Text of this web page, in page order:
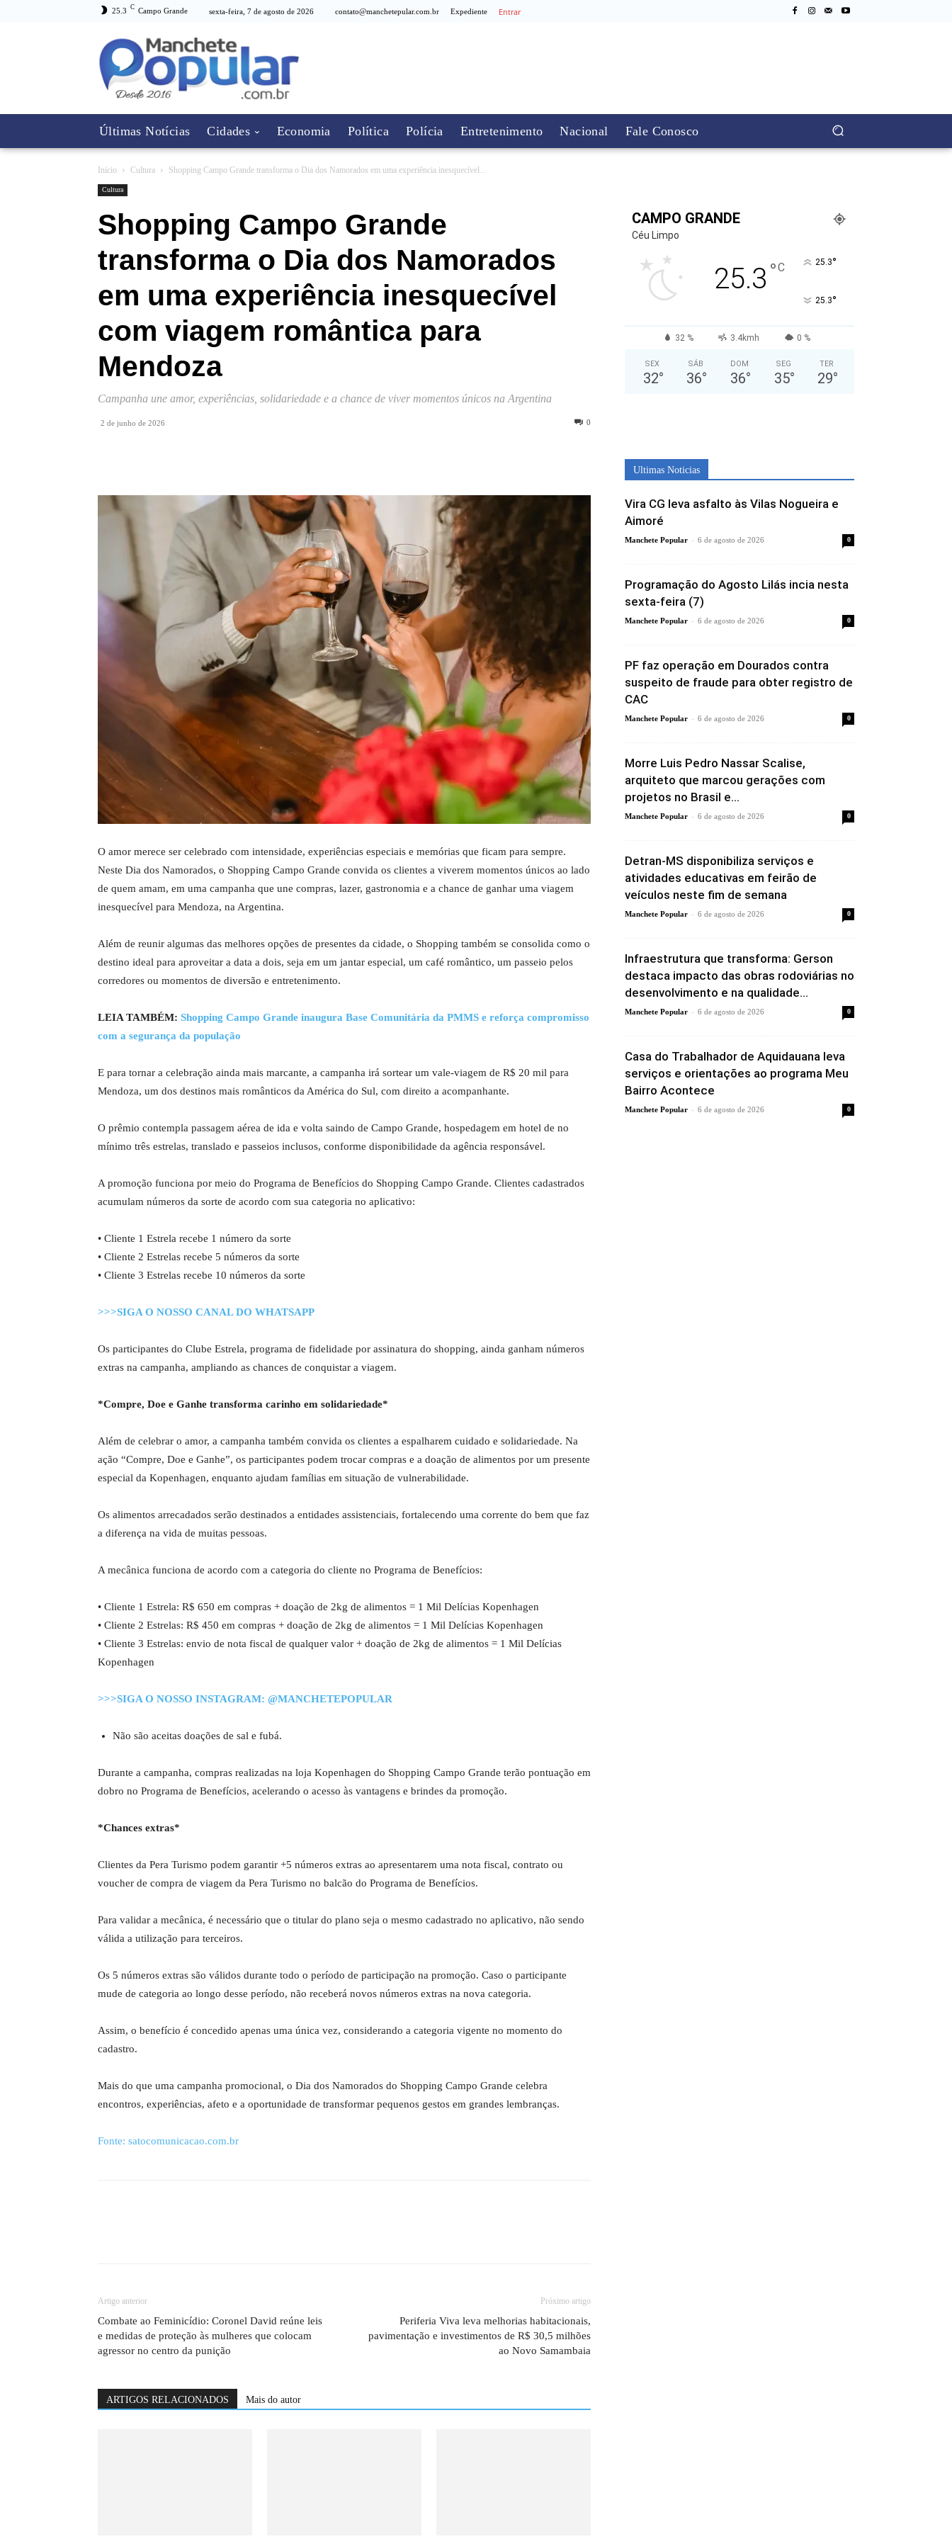
25.3 C Campo Grande sexta-feira, 7 de agosto de 2026 contato@manchetepular.com.br Expediente Entrar
Últimas Notícias Cidades Economia Política Polícia Entretenimento Nacional Fale Conosco
Início Cultura Shopping Campo Grande transforma o Dia dos Namorados em uma experiência inesquecível...
Cultura
Shopping Campo Grande
transforma o Dia dos Namorados
em uma experiência inesquecível
com viagem romântica para
Mendoza
Campanha une amor, experiências, solidariedade e a chance de viver momentos únicos na Argentina
2 de junho de 2026 0
O amor merece ser celebrado com intensidade, experiências especiais e memórias que ficam para sempre.
Neste Dia dos Namorados, o Shopping Campo Grande convida os clientes a viverem momentos únicos ao lado
de quem amam, em uma campanha que une compras, lazer, gastronomia e a chance de ganhar uma viagem
inesquecível para Mendoza, na Argentina.
Além de reunir algumas das melhores opções de presentes da cidade, o Shopping também se consolida como o
destino ideal para aproveitar a data a dois, seja em um jantar especial, um café romântico, um passeio pelos
corredores ou momentos de diversão e entretenimento.
LEIA TAMBÉM: Shopping Campo Grande inaugura Base Comunitária da PMMS e reforça compromisso
com a segurança da população
E para tornar a celebração ainda mais marcante, a campanha irá sortear um vale-viagem de R$ 20 mil para
Mendoza, um dos destinos mais românticos da América do Sul, com direito a acompanhante.
O prêmio contempla passagem aérea de ida e volta saindo de Campo Grande, hospedagem em hotel de no
mínimo três estrelas, translado e passeios inclusos, conforme disponibilidade da agência responsável.
A promoção funciona por meio do Programa de Benefícios do Shopping Campo Grande. Clientes cadastrados
acumulam números da sorte de acordo com sua categoria no aplicativo:
• Cliente 1 Estrela recebe 1 número da sorte
• Cliente 2 Estrelas recebe 5 números da sorte
• Cliente 3 Estrelas recebe 10 números da sorte
>>>SIGA O NOSSO CANAL DO WHATSAPP
Os participantes do Clube Estrela, programa de fidelidade por assinatura do shopping, ainda ganham números
extras na campanha, ampliando as chances de conquistar a viagem.
*Compre, Doe e Ganhe transforma carinho em solidariedade*
Além de celebrar o amor, a campanha também convida os clientes a espalharem cuidado e solidariedade. Na
ação “Compre, Doe e Ganhe”, os participantes podem trocar compras e a doação de alimentos por um presente
especial da Kopenhagen, enquanto ajudam famílias em situação de vulnerabilidade.
Os alimentos arrecadados serão destinados a entidades assistenciais, fortalecendo uma corrente do bem que faz
a diferença na vida de muitas pessoas.
A mecânica funciona de acordo com a categoria do cliente no Programa de Benefícios:
• Cliente 1 Estrela: R$ 650 em compras + doação de 2kg de alimentos = 1 Mil Delícias Kopenhagen
• Cliente 2 Estrelas: R$ 450 em compras + doação de 2kg de alimentos = 1 Mil Delícias Kopenhagen
• Cliente 3 Estrelas: envio de nota fiscal de qualquer valor + doação de 2kg de alimentos = 1 Mil Delícias
Kopenhagen
>>>SIGA O NOSSO INSTAGRAM: @MANCHETEPOPULAR
Não são aceitas doações de sal e fubá.
Durante a campanha, compras realizadas na loja Kopenhagen do Shopping Campo Grande terão pontuação em
dobro no Programa de Benefícios, acelerando o acesso às vantagens e brindes da promoção.
*Chances extras*
Clientes da Pera Turismo podem garantir +5 números extras ao apresentarem uma nota fiscal, contrato ou
voucher de compra de viagem da Pera Turismo no balcão do Programa de Benefícios.
Para validar a mecânica, é necessário que o titular do plano seja o mesmo cadastrado no aplicativo, não sendo
válida a utilização para terceiros.
Os 5 números extras são válidos durante todo o período de participação na promoção. Caso o participante
mude de categoria ao longo desse período, não receberá novos números extras na nova categoria.
Assim, o benefício é concedido apenas uma única vez, considerando a categoria vigente no momento do
cadastro.
Mais do que uma campanha promocional, o Dia dos Namorados do Shopping Campo Grande celebra
encontros, experiências, afeto e a oportunidade de transformar pequenos gestos em grandes lembranças.
Fonte: satocomunicacao.com.br
Artigo anterior
Combate ao Feminicídio: Coronel David reúne leis
e medidas de proteção às mulheres que colocam
agressor no centro da punição
Próximo artigo
Periferia Viva leva melhorias habitacionais,
pavimentação e investimentos de R$ 30,5 milhões
ao Novo Samambaia
ARTIGOS RELACIONADOS Mais do autor
CAMPO GRANDE
Céu Limpo
25.3 °C 25.3°
25.3°
32 % 3.4kmh 0 %
SEX
32°
SÁB
36°
DOM
36°
SEG
35°
TER
29°
Ultimas Noticias
Vira CG leva asfalto às Vilas Nogueira e
Aimoré
Manchete Popular - 6 de agosto de 2026 0
Programação do Agosto Lilás incia nesta
sexta-feira (7)
Manchete Popular - 6 de agosto de 2026 0
PF faz operação em Dourados contra
suspeito de fraude para obter registro de
CAC
Manchete Popular - 6 de agosto de 2026 0
Morre Luis Pedro Nassar Scalise,
arquiteto que marcou gerações com
projetos no Brasil e...
Manchete Popular - 6 de agosto de 2026 0
Detran-MS disponibiliza serviços e
atividades educativas em feirão de
veículos neste fim de semana
Manchete Popular - 6 de agosto de 2026 0
Infraestrutura que transforma: Gerson
destaca impacto das obras rodoviárias no
desenvolvimento e na qualidade...
Manchete Popular - 6 de agosto de 2026 0
Casa do Trabalhador de Aquidauana leva
serviços e orientações ao programa Meu
Bairro Acontece
Manchete Popular - 6 de agosto de 2026 0